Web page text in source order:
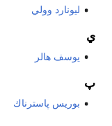
ليونارد وولي
ي
يوسف هالر
پ
بوريس پاسترناك